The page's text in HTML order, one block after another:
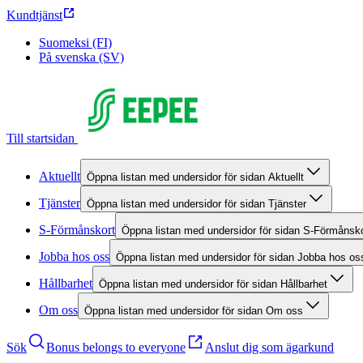
Kundtjänst
Suomeksi (FI)
På svenska (SV)
Till startsidan
Aktuellt Öppna listan med undersidor för sidan Aktuellt
Tjänster Öppna listan med undersidor för sidan Tjänster
S-Förmånskort Öppna listan med undersidor för sidan S-
Jobba hos oss Öppna listan med undersidor för sidan Jobba hos
Hållbarhet Öppna listan med undersidor för sidan Hållbarhet
Om oss Öppna listan med undersidor för sidan Om oss
Sök Bonus belongs to everyone Anslut dig som ägarkund